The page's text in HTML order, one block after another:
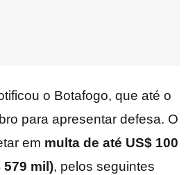
o Botafogo, que até o
para apresentar defesa. O
em multa de até US$ 100
579 mil), pelos seguintes